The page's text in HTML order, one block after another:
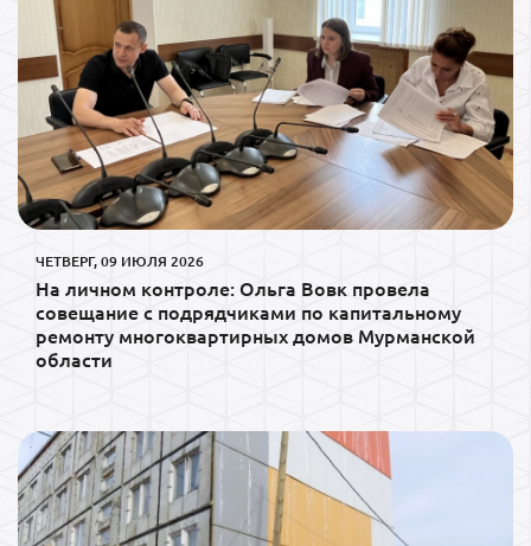
ЧЕТВЕРГ, 09 ИЮЛЯ 2026
На личном контроле: Ольга Вовк провела
совещание с подрядчиками по капитальному
ремонту многоквартирных домов Мурманской
области